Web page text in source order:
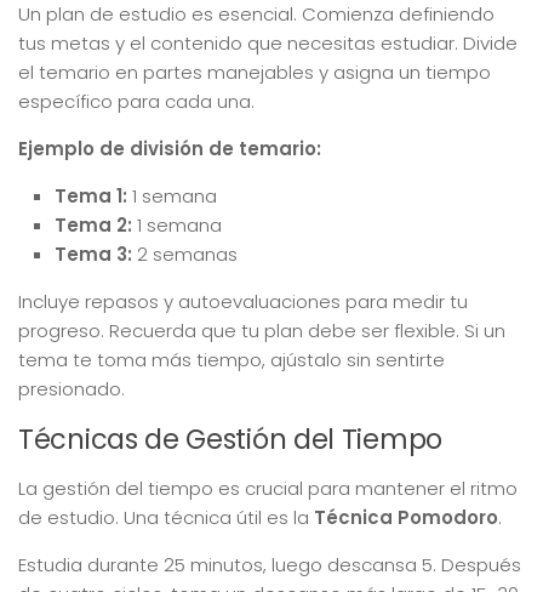
Un plan de estudio es esencial. Comienza definiendo
tus metas y el contenido que necesitas estudiar. Divide
el temario en partes manejables y asigna un tiempo
específico para cada una.
Ejemplo de división de temario:
Tema 1: 1 semana
Tema 2: 1 semana
Tema 3: 2 semanas
Incluye repasos y autoevaluaciones para medir tu
progreso. Recuerda que tu plan debe ser flexible. Si un
tema te toma más tiempo, ajústalo sin sentirte
presionado.
Técnicas de Gestión del Tiempo
La gestión del tiempo es crucial para mantener el ritmo
de estudio. Una técnica útil es la Técnica Pomodoro.
Estudia durante 25 minutos, luego descansa 5. Después